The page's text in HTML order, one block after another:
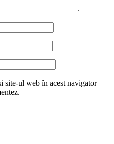
site-ul web în acest navigator